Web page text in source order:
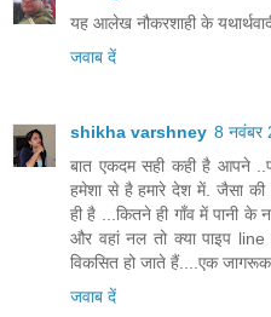
यह आलेख नौकरशाही के
जवाब दें
shikha varshney 8 नवंबर
बात एकदम सही कही है आपने
हमेशा से है हमारे देश में. जैसा की
ही है ...कितने ही गाँव में पानी के
और वहां नल तो क्या पाइप line
विकसित हो जाते हैं....एक
जवाब दें